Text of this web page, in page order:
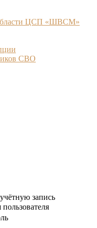
ЦСП «ШВСМ»
СВО
запись